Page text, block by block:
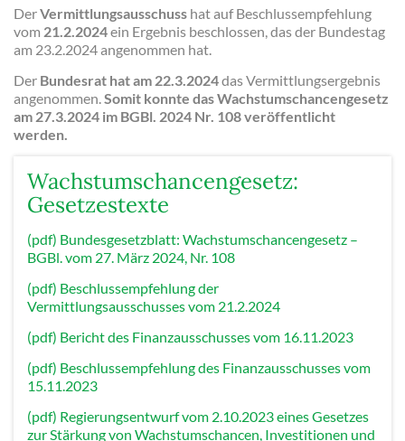
DerVermittlungsausschuss hat auf Beschlussempfehlung
vom 21.2.2024ein Ergebnis beschlossen, das der Bundestag
am 23.2.2024 angenommen hat.
Der Bundesrat hat am 22.3.2024das Vermittlungsergebnis
angenommen.Somit konnte das Wachstumschancengesetz
am 27.3.2024 im BGBl. 2024 Nr. 108 veröffentlicht
werden.
Wachstumschancengesetz:
Gesetzestexte
(pdf) Bundesgesetzblatt: Wachstumschancengesetz –
BGBl. vom 27. März 2024, Nr. 108
(pdf) Beschlussempfehlung der
Vermittlungsausschusses vom 21.2.2024
(pdf) Bericht des Finanzausschusses vom 16.11.2023
(pdf) Beschlussempfehlung des Finanzausschusses vom
15.11.2023
(pdf) Regierungsentwurf vom 2.10.2023 eines Gesetzes
zur Stärkung von Wachstumschancen, Investitionen und